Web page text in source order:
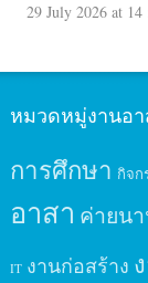
29 July 2026 at
หมวดหมู่งานอา
การศึกษา กิจก
อาสา ค่ายน
IT งานก่อสร้าง